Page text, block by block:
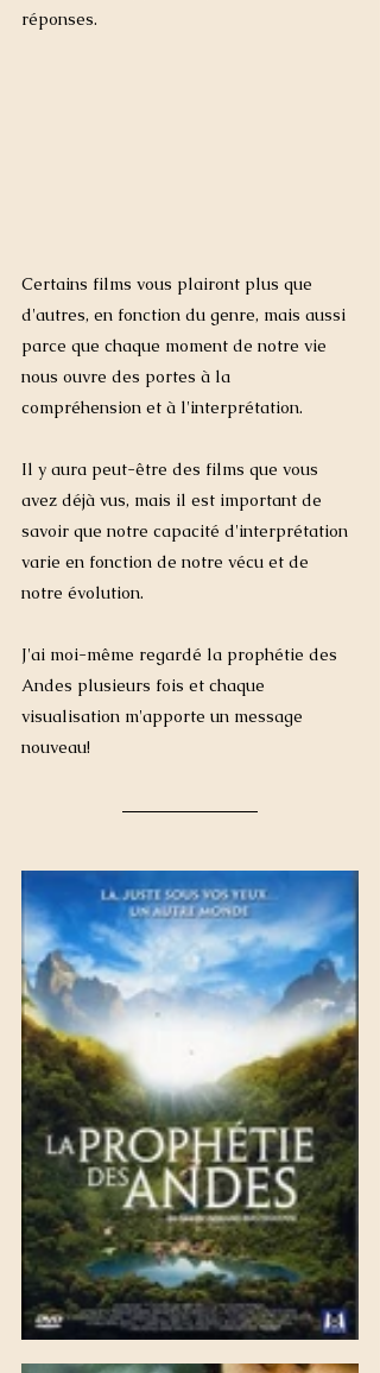
réponses.
Certains films vous plairont plus que
d'autres, en fonction du genre, mais aussi
parce que chaque moment de notre vie
nous ouvre des portes à la
compréhension et à l'interprétation.
Il y aura peut-être des films que vous
avez déjà vus, mais il est important de
savoir que notre capacité d'interprétation
varie en fonction de notre vécu et de
notre évolution.
J'ai moi-même regardé la prophétie des
Andes plusieurs fois et chaque
visualisation m'apporte un message
nouveau!